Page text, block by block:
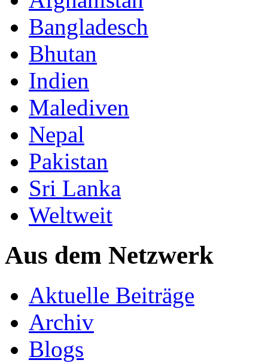
Bangladesch
Bhutan
Indien
Malediven
Nepal
Pakistan
Sri Lanka
Weltweit
Aus dem Netzwerk
Aktuelle Beiträge
Archiv
Blogs